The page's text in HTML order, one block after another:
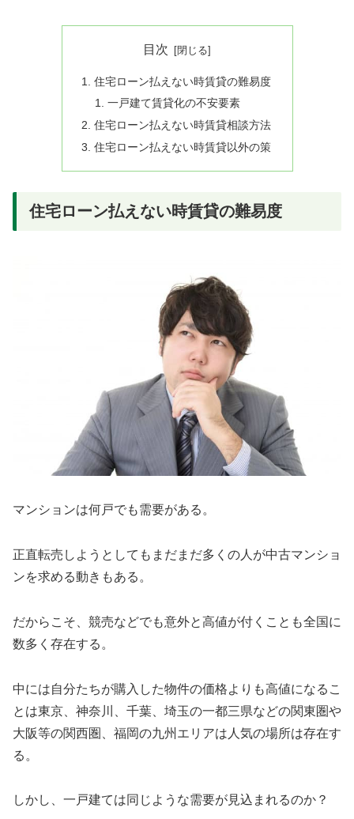
目次
住宅ローン払えない時賃貸の難易度
一戸建て賃貸化の不安要素
住宅ローン払えない時賃貸相談方法
住宅ローン払えない時賃貸以外の策
住宅ローン払えない時賃貸の難易度
マンションは何戸でも需要がある。
正直転売しようとしてもまだまだ多くの人が中古マンショ
ンを求める動きもある。
だからこそ、競売などでも意外と高値が付くことも全国に
数多く存在する。
中には自分たちが購入した物件の価格よりも高値になるこ
とは東京、神奈川、千葉、埼玉の一都三県などの関東圏や
大阪等の関西圏、福岡の九州エリアは人気の場所は存在す
る。
しかし、一戸建ては同じような需要が見込まれるのか？